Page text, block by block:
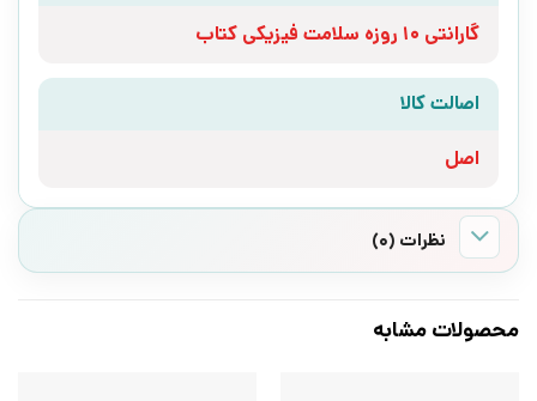
گارانتی 10 روزه سلامت فیزیکی کتاب
اصالت کالا
اصل
نظرات (0)
محصولات مشابه